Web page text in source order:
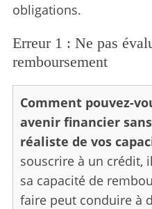
obligations.
Erreur 1 : Ne pas
remboursement
Comment pouvez-
avenir financier
réaliste de vos
souscrire à un crédit,
sa capacité de
faire peut conduire à